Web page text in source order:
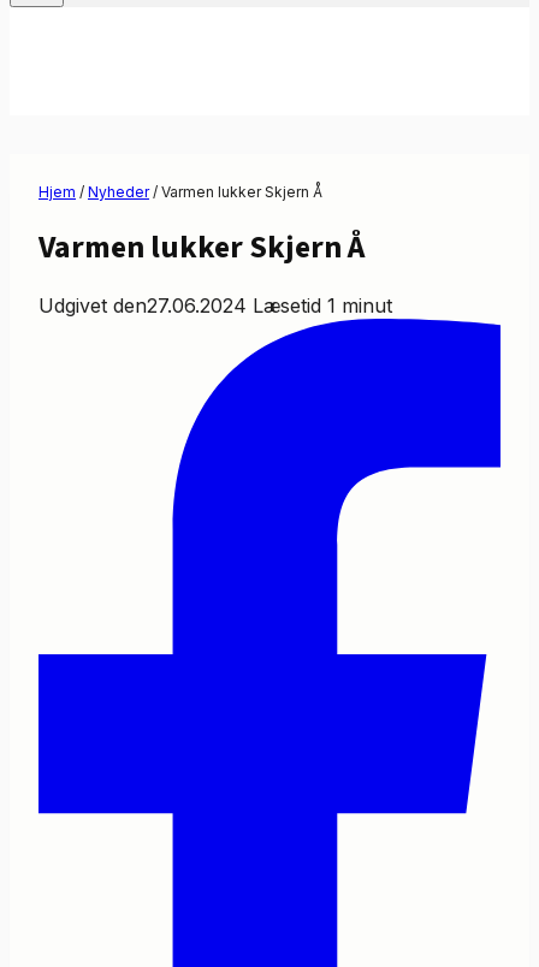
Hjem / Nyheder / Varmen lukker Skjern Å
Varmen lukker Skjern Å
Udgivet den27.06.2024 Læsetid 1 minut